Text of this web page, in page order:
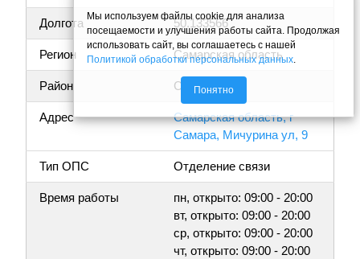
Долгота 50.133566
Регион Самарская область
Район Самара
Адрес
Самарская область, г
Самара, Мичурина ул, 9
Тип ОПС Отделение связи
Время работы
пн, открыто: 09:00 - 20:00
вт, открыто: 09:00 - 20:00
ср, открыто: 09:00 - 20:00
чт, открыто: 09:00 - 20:00
Мы используем файлы cookie для анализа
посещаемости и улучшения работы сайта. Продолжая
использовать сайт, вы соглашаетесь с нашей
Политикой обработки персональных данных
Понятно